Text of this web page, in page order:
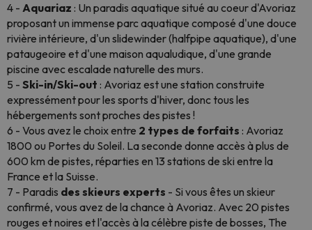
4 - Aquariaz : Un paradis aquatique situé au coeur d'Avoriaz
proposant un immense parc aquatique composé d'une douce
rivière intérieure, d'un slidewinder (halfpipe aquatique), d'une
pataugeoire et d'une maison aqualudique, d'une grande
piscine avec escalade naturelle des murs.
5 - Ski-in/Ski-out : Avoriaz est une station construite
expressément pour les sports d'hiver, donc tous les
hébergements sont proches des pistes !
6 - Vous avez le choix entre 2 types de forfaits : Avoriaz
1800 ou Portes du Soleil. La seconde donne accès à plus de
600 km de pistes, réparties en 13 stations de ski entre la
France et la Suisse.
7 - Paradis des skieurs experts - Si vous êtes un skieur
confirmé, vous avez de la chance à Avoriaz. Avec 20 pistes
rouges et noires et l'accès à la célèbre piste de bosses, The